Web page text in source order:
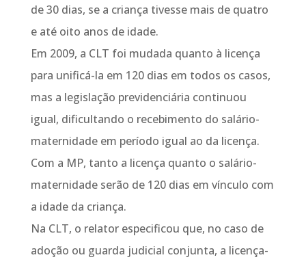
de 30 dias, se a criança tivesse mais de quatro
e até oito anos de idade.
Em 2009, a CLT foi mudada quanto à licença
para unificá-la em 120 dias em todos os casos,
mas a legislação previdenciária continuou
igual, dificultando o recebimento do salário-
maternidade em período igual ao da licença.
Com a MP, tanto a licença quanto o salário-
maternidade serão de 120 dias em vínculo com
a idade da criança.
Na CLT, o relator especificou que, no caso de
adoção ou guarda judicial conjunta, a licença-